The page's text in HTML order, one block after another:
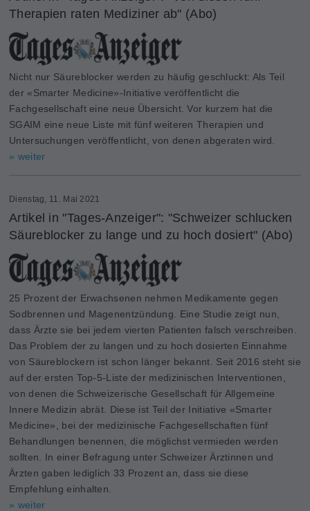
Therapien raten Mediziner ab" (Abo)
Nicht nur Säureblocker werden zu häufig geschluckt: Als Teil
der «Smarter Medicine»-Initiative veröffentlicht die
Fachgesellschaft eine neue Übersicht. Vor kurzem hat die
SGAIM eine neue Liste mit fünf weiteren Therapien und
Untersuchungen veröffentlicht, von denen abgeraten wird.
» weiter
Dienstag, 11. Mai 2021
Artikel in "Tages-Anzeiger": "Schweizer schlucken
Säureblocker zu lange und zu hoch dosiert" (Abo)
25 Prozent der Erwachsenen nehmen Medikamente gegen
Sodbrennen und Magenentzündung. Eine Studie zeigt nun,
dass Ärzte sie bei jedem vierten Patienten falsch verschreiben.
Das Problem der zu langen und zu hoch dosierten Einnahme
von Säureblockern ist schon länger bekannt. Seit 2016 steht sie
auf der ersten Top-5-Liste der medizinischen Interventionen,
von denen die Schweizerische Gesellschaft für Allgemeine
Innere Medizin abrät. Diese ist Teil der Initiative «Smarter
Medicine», bei der medizinische Fachgesellschaften fünf
Behandlungen benennen, die möglichst vermieden werden
sollten. In einer Befragung unter Schweizer Ärztinnen und
Ärzten gaben lediglich 33 Prozent an, dass sie diese
Empfehlung einhalten.
» weiter